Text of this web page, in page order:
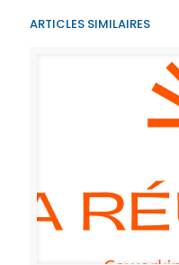
ARTICLES SIMILAIRES